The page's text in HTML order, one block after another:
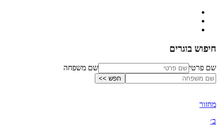
חיפוש בוגרים
שם פרטי שם משפחה
מחזור
ב׳